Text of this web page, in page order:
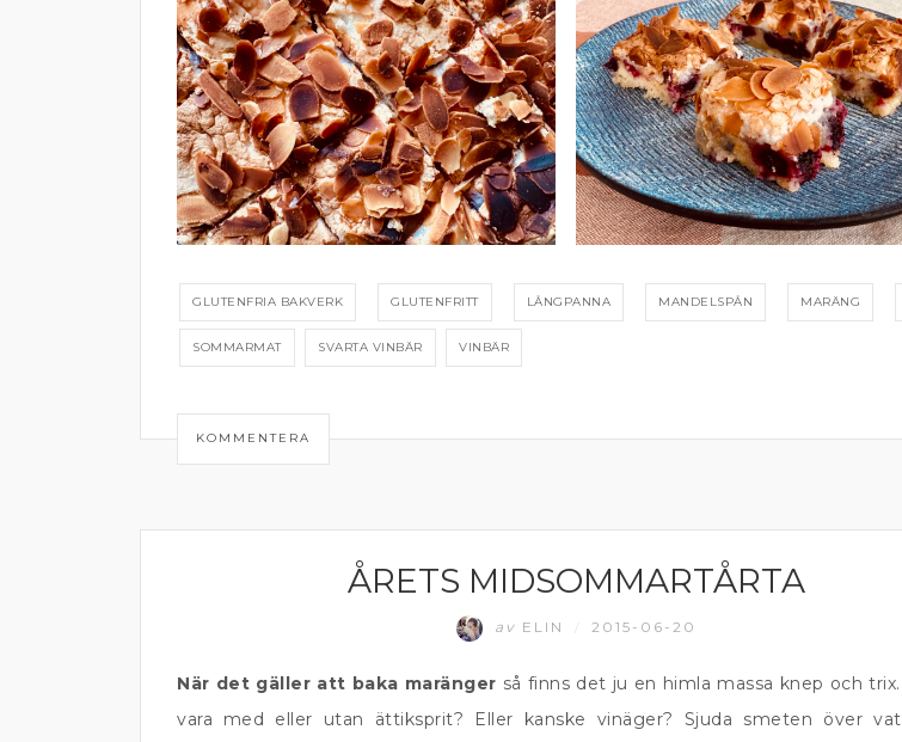
GLUTENFRIA BAKVERK GLUTENFRITT LÅNGPANNA MANDELSPÅN MARÄNG
SOMMARMAT SVARTA VINBÄR VINBÄR
KOMMENTERA
ÅRETS MIDSOMMARTÅRTA
av ELIN 2015-06-20
När det gäller att baka maränger så finns det ju en himla massa knep och
vara med eller utan ättiksprit? Eller kanske vinäger? Sjuda smeten över